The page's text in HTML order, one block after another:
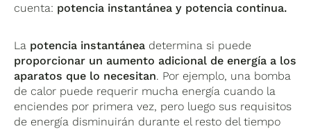
cuenta: potencia instantánea y potencia continua.
La potencia instantánea determina si puede
proporcionar un aumento adicional de energía a los
aparatos que lo necesitan. Por ejemplo, una bomba
de calor puede requerir mucha energía cuando la
enciendes por primera vez, pero luego sus requisitos
de energía disminuirán durante el resto del tiempo